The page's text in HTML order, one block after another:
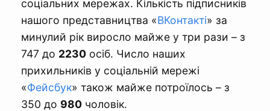
соціальних мережах. Кількість підписників
нашого представництва «ВКонтакті» за
минулий рік виросло майже у три рази – з
747 до 2230 осіб. Число наших
прихильників у соціальній мережі
«Фейсбук» також майже потроїлось – з
350 до 980 чоловік.